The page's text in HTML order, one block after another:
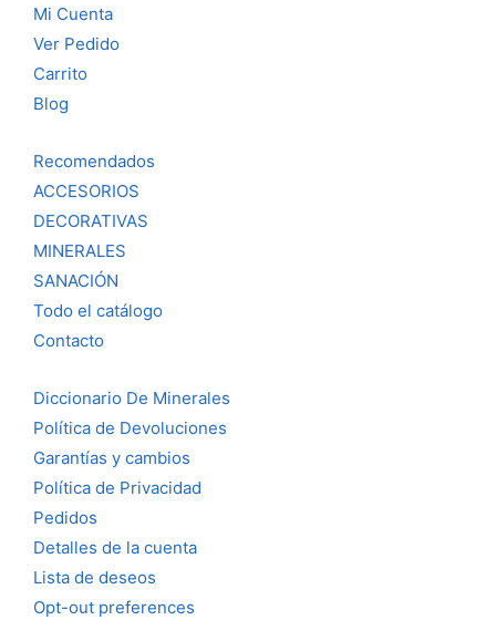
Mi Cuenta
Ver Pedido
Carrito
Blog
Recomendados
ACCESORIOS
DECORATIVAS
MINERALES
SANACIÓN
Todo el catálogo
Contacto
Diccionario De Minerales
Política de Devoluciones
Garantías y cambios
Política de Privacidad
Pedidos
Detalles de la cuenta
Lista de deseos
Opt-out preferences